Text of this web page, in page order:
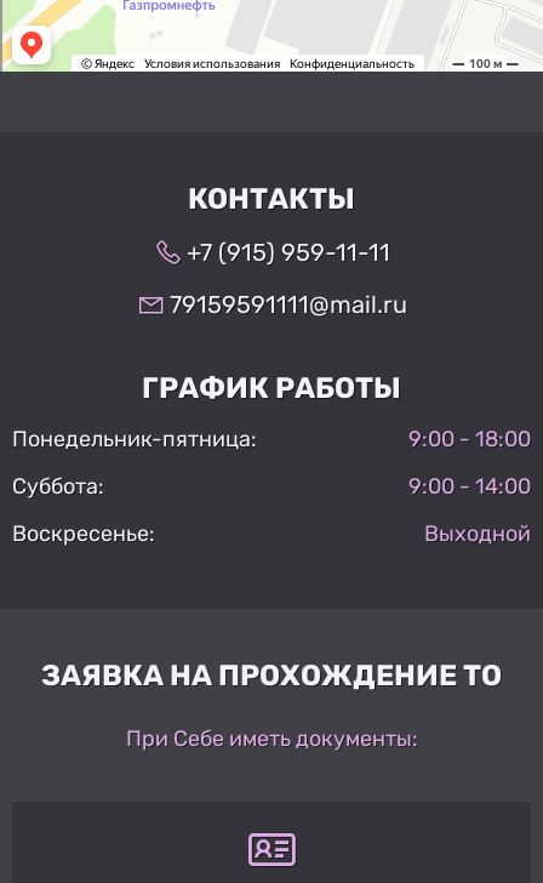
КОНТАКТЫ
+7 (915) 959-11-11
79159591111@mail.ru
ГРАФИК РАБОТЫ
Понедельник-пятница:
9:00 - 18:00
Суббота:
9:00 - 14:00
Воскресенье:
Выходной
ЗАЯВКА НА ПРОХОЖДЕНИЕ ТО
При Себе иметь документы: